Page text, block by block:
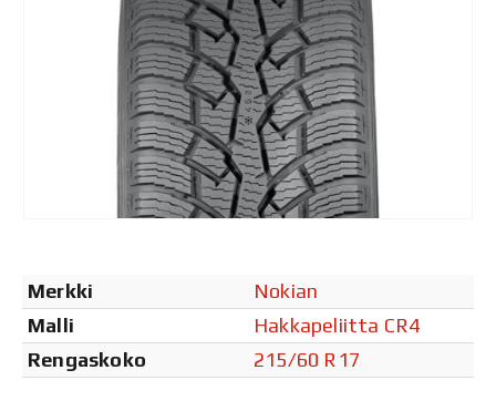
Merkki
Nokian
Malli
Hakkapeliitta CR4
Rengaskoko
215/60 R17